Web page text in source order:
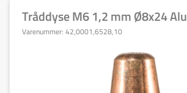
Tråddyse M6 1,2 mm Ø8x24 Alu
Varenummer: 42,0001,6528,10